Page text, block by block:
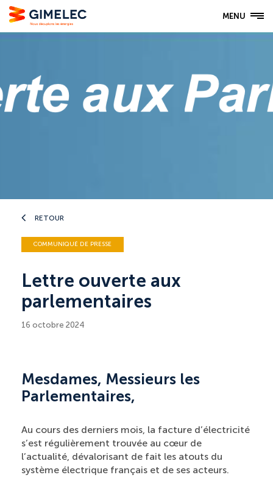
MENU
RETOUR
COMMUNIQUÉ DE PRESSE
Lettre ouverte aux
parlementaires
16 octobre 2024
Mesdames, Messieurs les
Parlementaires,
Au cours des derniers mois, la facture d’électricité
s’est régulièrement trouvée au cœur de
l’actualité, dévalorisant de fait les atouts du
système électrique français et de ses acteurs.